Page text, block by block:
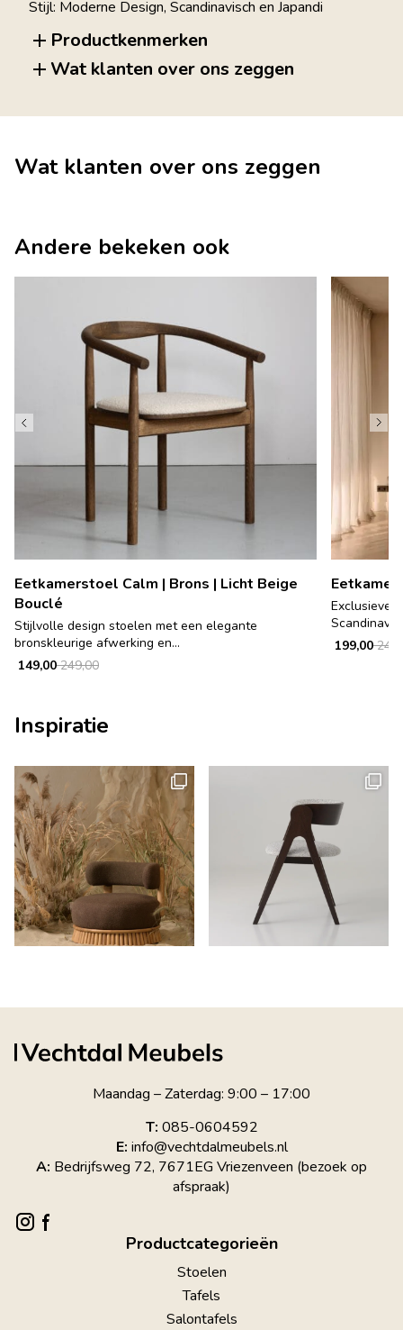
Stijl: Moderne Design, Scandinavisch en Japandi
Productkenmerken
Wat klanten over ons zeggen
Wat klanten over ons zeggen
Andere bekeken ook
Eetkamerstoel Calm | Brons | Licht Beige
Bouclé
Stijlvolle design stoelen met een elegante
bronskleurige afwerking en...
249,00
149,00
Exclusieve
199,00
Inspiratie
Maandag – Zaterdag: 9:00 – 17:00
T: 085-0604592
E: info@vechtdalmeubels.nl
A: Bedrijfsweg 72, 7671EG Vriezenveen (bezoek op
afspraak)
Productcategorieën
Stoelen
Tafels
Salontafels